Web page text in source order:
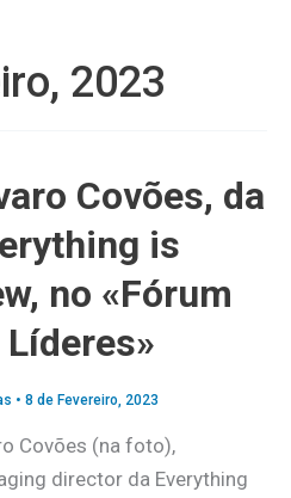
2023
Covões, da
is
no «Fórum
Líderes»
• 8 de Fevereiro, 2023
Covões (na foto),
director da Everything